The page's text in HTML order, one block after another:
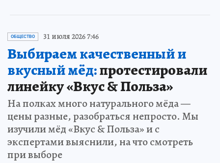
ОБЩЕСТВО 31 июля 2026 7:46
Выбираем качественный и
вкусный мёд:протестировали
линейку «Вкус & Польза»
На полках много натурального мёда —
цены разные, разобраться непросто. Мы
изучили мёд «Вкус & Польза» и с
экспертами выяснили, на что смотреть
при выборе